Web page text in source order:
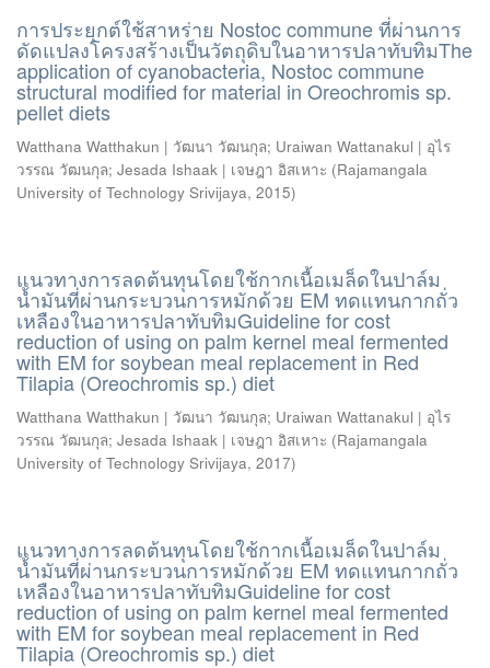
การประยุกต์ใช้สาหร่าย Nostoc commune ที่ผ่านการ
ดัดแปลงโครงสร้างเป็นวัตถุดิบในอาหารปลาทับทิมThe
application of cyanobacteria, Nostoc commune
structural modified for material in Oreochromis sp.
pellet diets
Watthana Watthakun | วัฒนา วัฒนกุล; Uraiwan Wattanakul | อุไร
วรรณ วัฒนกุล; Jesada Ishaak | เจษฎา อิสเหาะ (Rajamangala
University of Technology Srivijaya, 2015)
แนวทางการลดต้นทุนโดยใช้กากเนื้อเมล็ดในปาล์ม
น้ำมันที่ผ่านกระบวนการหมักด้วย EM ทดแทนกากถั่ว
เหลืองในอาหารปลาทับทิมGuideline for cost
reduction of using on palm kernel meal fermented
with EM for soybean meal replacement in Red
Tilapia (Oreochromis sp.) diet
Watthana Watthakun | วัฒนา วัฒนกุล; Uraiwan Wattanakul | อุไร
วรรณ วัฒนกุล; Jesada Ishaak | เจษฎา อิสเหาะ (Rajamangala
University of Technology Srivijaya, 2017)
แนวทางการลดต้นทุนโดยใช้กากเนื้อเมล็ดในปาล์ม
น้ำมันที่ผ่านกระบวนการหมักด้วย EM ทดแทนกากถั่ว
เหลืองในอาหารปลาทับทิมGuideline for cost
reduction of using on palm kernel meal fermented
with EM for soybean meal replacement in Red
Tilapia (Oreochromis sp.) diet